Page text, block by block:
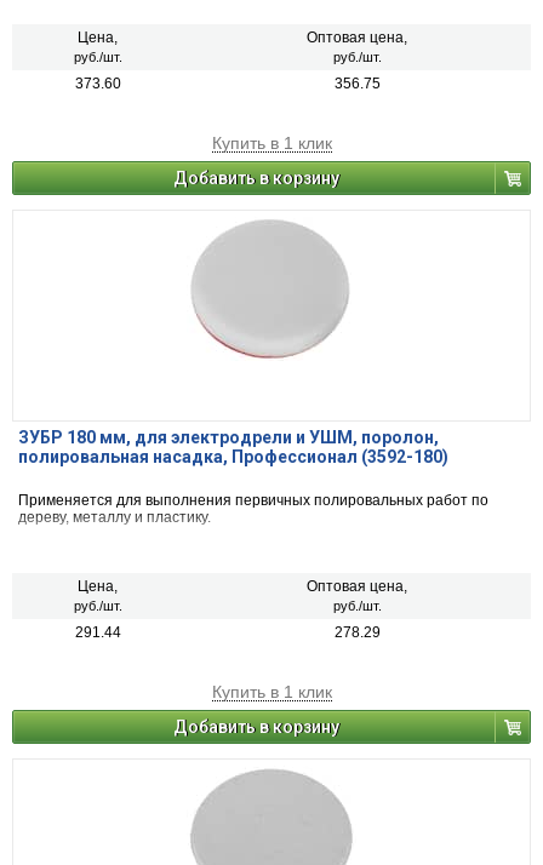
Цена,
руб./шт.
Оптовая цена,
руб./шт.
373.60 356.75
Купить в 1 клик
Добавить в корзину
ЗУБР 180 мм, для электродрели и УШМ, поролон,
полировальная насадка, Профессионал (3592-180)
Применяется для выполнения первичных полировальных работ по
дереву, металлу и пластику.
Цена,
руб./шт.
Оптовая цена,
руб./шт.
291.44 278.29
Купить в 1 клик
Добавить в корзину